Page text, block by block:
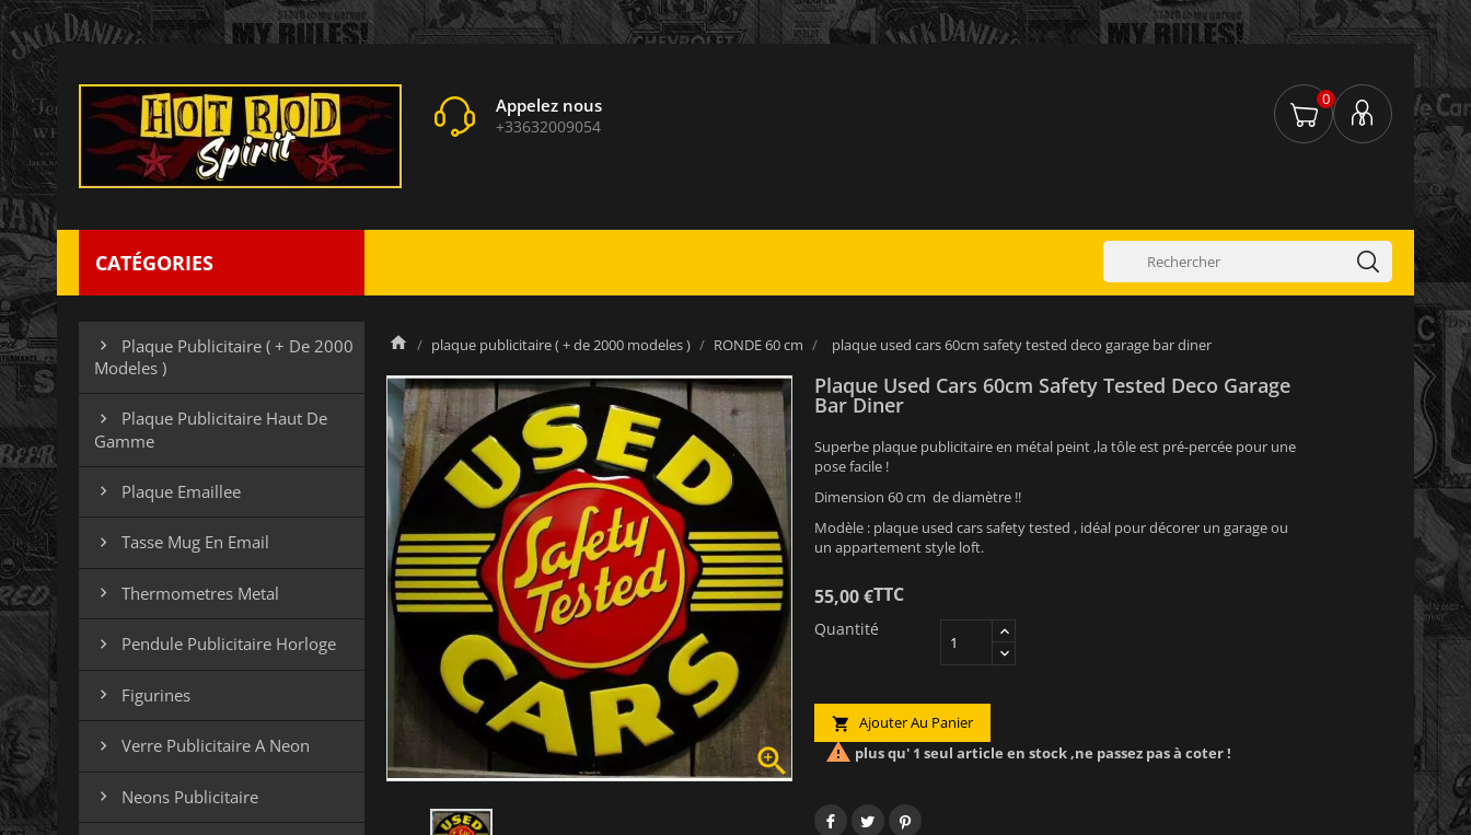
Appelez nous
+33632009054
0
CATÉGORIES

Plaque Publicitaire ( + De 2000
Modeles )

Plaque Publicitaire Haut De
Gamme
 Plaque Emaillee
 Tasse Mug En Email
 Thermometres Metal
 Pendule Publicitaire Horloge
 Figurines
 Verre Publicitaire A Neon
 Neons Publicitaire
plaque publicitaire ( + de 2000 modeles ) RONDE 60 cm plaque used cars 60cm safety tested deco garage bar diner

Plaque Used Cars 60cm Safety Tested Deco Garage
Bar Diner
Superbe plaque publicitaire en métal peint ,la tôle est pré-percée pour une
pose facile !
Dimension 60 cm de diamètre !!
Modèle : plaque used cars safety tested , idéal pour décorer un garage ou
un appartement style loft.
55,00 €TTC
Quantité
 Ajouter Au Panier
 plus qu' 1 seul article en stock ,ne passez pas à coter !